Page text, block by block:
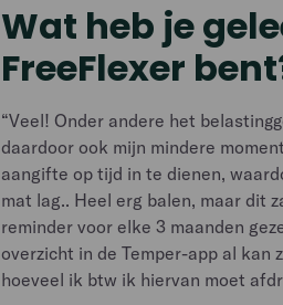
Wat heb je
FreeFlexer
“Veel! Onder andere het
daardoor ook mijn mindere
aangifte op tijd in te dienen,
mat lag.. Heel erg balen, maar dit
reminder voor elke 3 maanden
overzicht in de Temper-app al
hoeveel ik btw ik hiervan moet